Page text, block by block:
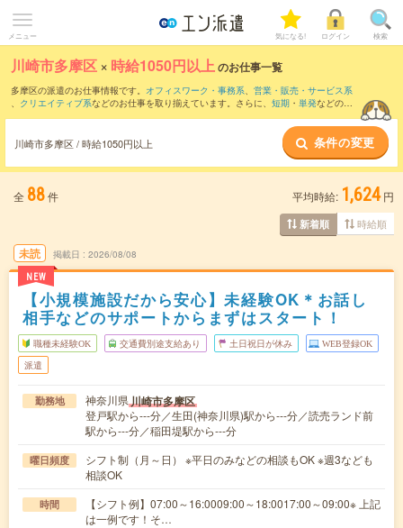
メニュー 気になる! ログイン 検索
川崎市多摩区 × 時給1050円以上のお仕事一覧
多摩区の派遣のお仕事情報です。 オフィスワーク・事務系、 営業・販売・サービス系
、 クリエイティブ系などのお仕事を取り揃えています。さらに、 短期 ・ 単発などの期
時給1250円以上 ・1800円以上の求人はこちら
当サイトでは法令を遵守し、最低賃金以上の求人のみを掲載しています。
川崎市多摩区 / 時給1050円以上 条件の変更
全 88件 平均時給: 1,624 円
新着順 時給順
未読
NEW
掲載日 2026/08/08
【小規模施設だから安心】未経験OK＊お話し
相手などのサポートからまずはスタート！
職種未経験OK 交通費別途支給あり 土日祝日が休み WEB登録OK
派遣
勤務地 神奈川県川崎市多摩区
登戸駅から---分／生田(神奈川県)駅から---分／読売ランド前
駅から---分／稲田堤駅から---分
曜日頻度
シフト制（月～日） ※平日のみなどの相談もOK ※週3なども
相談OK
時間
【シフト例】07:00～16:0009:00～18:0017:00～09:00※ 上記
は一例です！そ…